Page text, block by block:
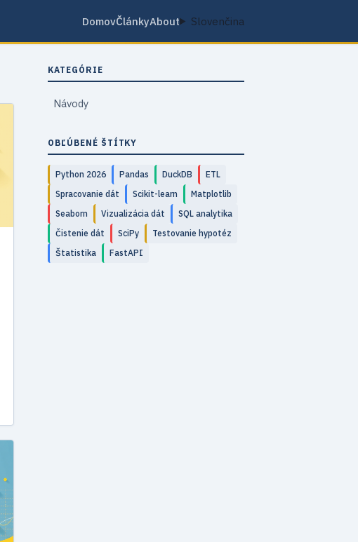
DomovČlánkyAbout Slovenčina
KATEGÓRIE
Návody
OBĽÚBENÉ ŠTÍTKY
Python 2026 Pandas DuckDB
ETL
Spracovanie dát
Scikit-learn
Matplotlib
Seaborn
Vizualizácia dát
SQL analytika
Čistenie dát
SciPy
Testovanie hypotéz
Štatistika
FastAPI